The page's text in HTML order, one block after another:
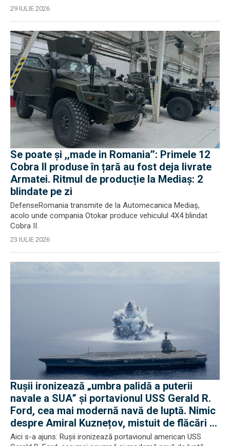
29 IULIE 2026
Se poate și ,,made in Romania’’: Primele 12
Cobra II produse în țară au fost deja livrate
Armatei. Ritmul de producție la Mediaș: 2
blindate pe zi
DefenseRomania transmite de la Automecanica Mediaș,
acolo unde compania Otokar produce vehiculul 4X4 blindat
Cobra II.
23 IULIE 2026
Rușii ironizează „umbra palidă a puterii
navale a SUA” și portavionul USS Gerald R.
Ford, cea mai modernă navă de luptă. Nimic
despre Amiral Kuznețov, mistuit de flăcări și
ruginit la cheu
Aici s-a ajuns: Rușii ironizează portavionul american USS